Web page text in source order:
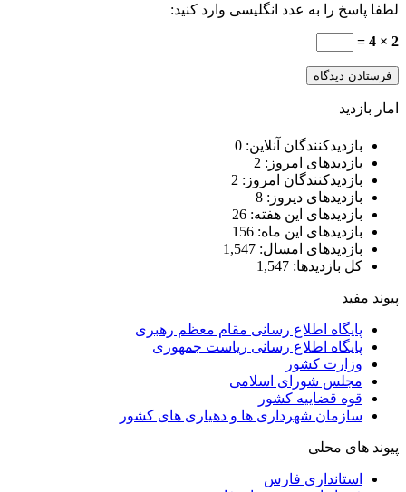
لطفا پاسخ را به عدد انگلیسی وارد کنید:
2 × 4 =
امار بازدید
بازدیدکنندگان آنلاین: 0
بازدیدهای امروز: 2
بازدیدکنندگان امروز: 2
بازدیدهای دیروز: 8
بازدیدهای این هفته: 26
بازدیدهای این ماه: 156
بازدیدهای امسال: 1,547
کل بازدیدها: 1,547
پیوند مفید
پایگاه اطلاع رسانی مقام معظم رهبری
پایگاه اطلاع رسانی ریاست جمهوری
وزارت کشور
مجلس شورای اسلامی
قوه قضاییه کشور
سازمان شهرداری ها و دهیاری های کشور
پیوند های محلی
استانداری فارس